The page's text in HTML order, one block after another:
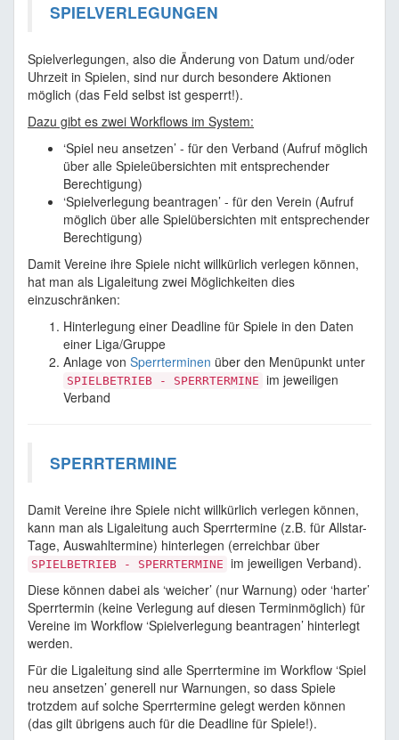
SPIELVERLEGUNGEN
Spielverlegungen, also die Änderung von Datum und/oder
Uhrzeit in Spielen, sind nur durch besondere Aktionen
möglich (das Feld selbst ist gesperrt!).
Dazu gibt es zwei Workflows im System:
‘Spiel neu ansetzen’ - für den Verband (Aufruf möglich
über alle Spieleübersichten mit entsprechender
Berechtigung)
‘Spielverlegung beantragen’ - für den Verein (Aufruf
möglich über alle Spielübersichten mit entsprechender
Berechtigung)
Damit Vereine ihre Spiele nicht willkürlich verlegen können,
hat man als Ligaleitung zwei Möglichkeiten dies
einzuschränken:
Hinterlegung einer Deadline für Spiele in den Daten
einer Liga/Gruppe
Anlage von Sperrterminen über den Menüpunkt unter
SPIELBETRIEB - SPERRTERMINE im jeweiligen
Verband
SPERRTERMINE
Damit Vereine ihre Spiele nicht willkürlich verlegen können,
kann man als Ligaleitung auch Sperrtermine (z.B. für Allstar-
Tage, Auswahltermine) hinterlegen (erreichbar über
SPIELBETRIEB - SPERRTERMINE im jeweiligen Verband).
Diese können dabei als ‘weicher’ (nur Warnung) oder ‘harter’
Sperrtermin (keine Verlegung auf diesen Terminmöglich) für
Vereine im Workflow ‘Spielverlegung beantragen’ hinterlegt
werden.
Für die Ligaleitung sind alle Sperrtermine im Workflow ‘Spiel
neu ansetzen’ generell nur Warnungen, so dass Spiele
trotzdem auf solche Sperrtermine gelegt werden können
(das gilt übrigens auch für die Deadline für Spiele!).